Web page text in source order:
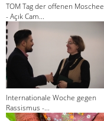
TOM Tag der offenen Moschee
- Açık Cam...
Internationale Woche gegen
Rassismus -...